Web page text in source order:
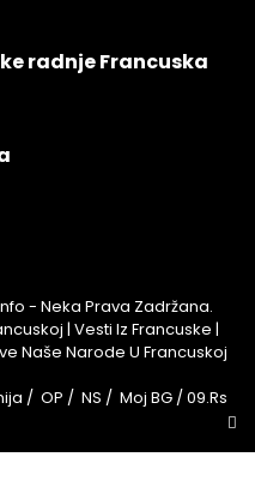
radnje Francuska
- Neka Prava Zadržana.
| Vesti Iz Francuske |
Naše Narode U Francuskoj
/ OP / NS / Moj BG /09.rs